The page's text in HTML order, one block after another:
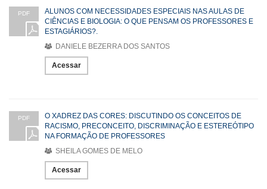
PDF
ALUNOS COM NECESSIDADES ESPECIAIS NAS AULAS DE
CIÊNCIAS E BIOLOGIA: O QUE PENSAM OS PROFESSORES E
ESTAGIÁRIOS?.
DANIELE BEZERRA DOS SANTOS
Acessar
PDF
O XADREZ DAS CORES: DISCUTINDO OS CONCEITOS DE
RACISMO, PRECONCEITO, DISCRIMINAÇÃO E ESTEREÓTIPO
NA FORMAÇÃO DE PROFESSORES
SHEILA GOMES DE MELO
Acessar